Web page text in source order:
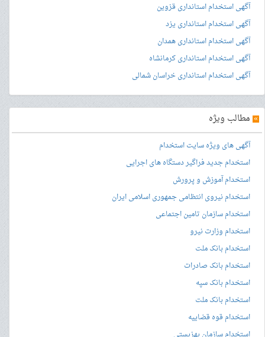
آگهی استخدام استانداری قزوین
آگهی استخدام استانداری یزد
آگهی استخدام استانداری همدان
آگهی استخدام استانداری کرمانشاه
آگهی استخدام استانداری خراسان شمالی
» مطالب ویژه
آگهی های ویژه سایت استخدام
استخدام جدید فراگیر دستگاه های اجرایی
استخدام آموزش و پرورش
استخدام نیروی انتظامی جمهوری اسلامی ایران
استخدام سازمان تامین اجتماعی
استخدام وزارت نیرو
استخدام بانک ملت
استخدام بانک صادرات
استخدام بانک سپه
استخدام بانک ملت
استخدام قوه قضاییه